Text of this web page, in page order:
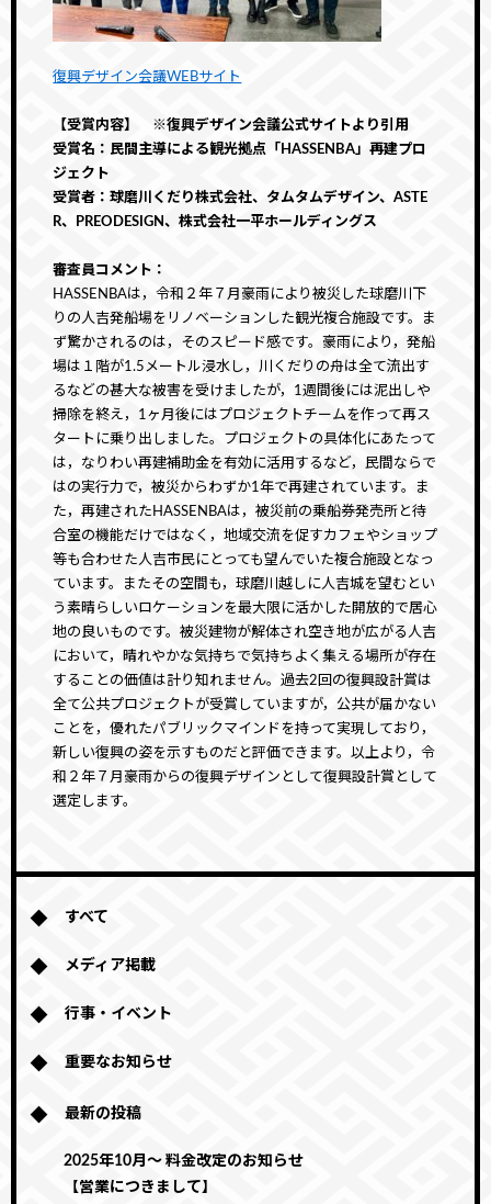
復興デザイン会議WEBサイト
【受賞内容】 ※復興デザイン会議公式サイトより引用
受賞名：民間主導による観光拠点「HASSENBA」再建プロ
ジェクト
受賞者：球磨川くだり株式会社、タムタムデザイン、ASTE
R、PREODESIGN、株式会社一平ホールディングス
審査員コメント：
HASSENBAは，令和２年７月豪雨により被災した球磨川下
りの人吉発船場をリノベーションした観光複合施設です。ま
ず驚かされるのは，そのスピード感です。豪雨により，発船
場は１階が1.5メートル浸水し，川くだりの舟は全て流出す
るなどの甚大な被害を受けましたが，1週間後には泥出しや
掃除を終え，1ヶ月後にはプロジェクトチームを作って再ス
タートに乗り出しました。プロジェクトの具体化にあたって
は，なりわい再建補助金を有効に活用するなど，民間ならで
はの実行力で，被災からわずか1年で再建されています。ま
た，再建されたHASSENBAは，被災前の乗船券発売所と待
合室の機能だけではなく，地域交流を促すカフェやショップ
等も合わせた人吉市民にとっても望んでいた複合施設となっ
ています。またその空間も，球磨川越しに人吉城を望むとい
う素晴らしいロケーションを最大限に活かした開放的で居心
地の良いものです。被災建物が解体され空き地が広がる人吉
において，晴れやかな気持ちで気持ちよく集える場所が存在
することの価値は計り知れません。過去2回の復興設計賞は
全て公共プロジェクトが受賞していますが，公共が届かない
ことを，優れたパブリックマインドを持って実現しており，
新しい復興の姿を示すものだと評価できます。以上より，令
和２年７月豪雨からの復興デザインとして復興設計賞として
選定します。
すべて
メディア掲載
行事・イベント
重要なお知らせ
最新の投稿
2025年10月～ 料金改定のお知らせ
【営業につきまして】